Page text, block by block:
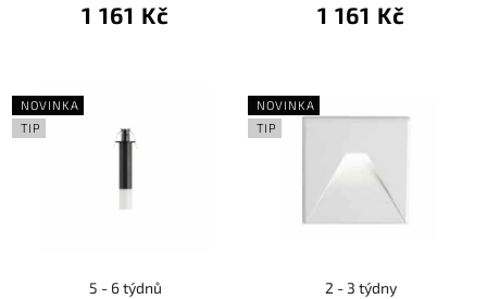
1 161 Kč 1 161 Kč
NOVINKA
TIP
5 - 6 týdnů
NOVINKA
TIP
2 - 3 týdny